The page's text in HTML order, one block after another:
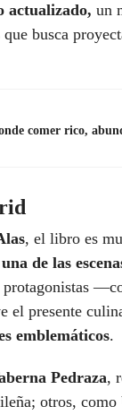
actualizado, un
que busca
comer rico,
, el libro es
de las
protagonistas
el presente
emblemáticos.
Pedraza,
otros, como